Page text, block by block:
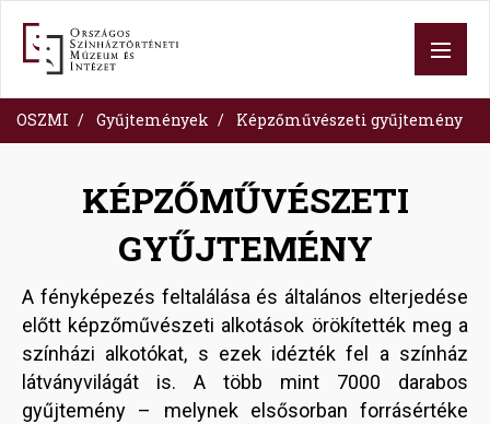
content
OSZMI Gyűjtemények Képzőművészeti gyűjtemény
KÉPZŐMŰVÉSZETI
GYŰJTEMÉNY
A fényképezés feltalálása és általános elterjedése
előtt képzőművészeti alkotások örökítették meg a
színházi alkotókat, s ezek idézték fel a színház
látványvilágát is. A több mint 7000 darabos
gyűjtemény – melynek elsősorban forrásértéke